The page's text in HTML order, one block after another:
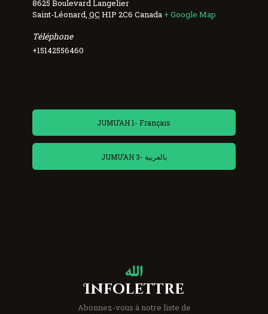
8625 Boulevard Langelier
Saint-Léonard QC H1P 2C6 Canada + Google Map
Téléphone
+15142556460
JUMU’AH 1- Français
JUMU’AH 3- بالعربية
Infolettre
Abonnez-vous à notre liste de